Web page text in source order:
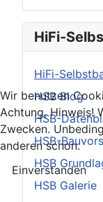
HiFi-
HiFi-
HSB Blog
HSB-
HSB-
HSB
HSB Galerie
Wir benutzen
Achtung, Hinweis!
Zwecken.
anderen schon.
Einverstanden